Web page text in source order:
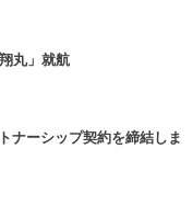
丸」就航
ナーシップ契約を締結しま